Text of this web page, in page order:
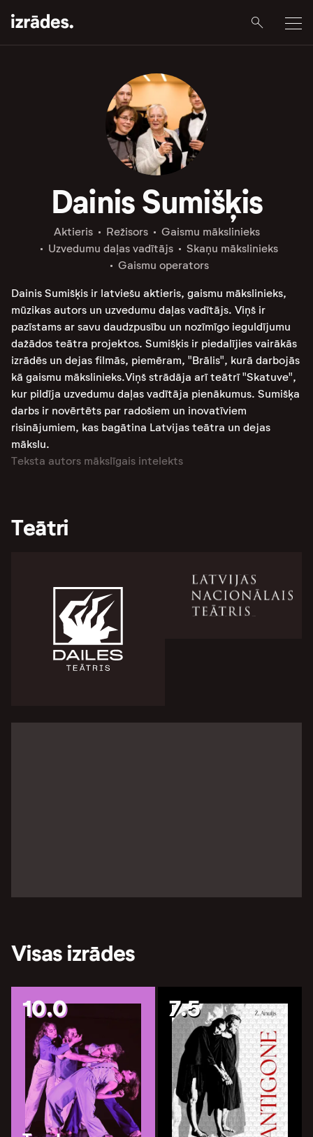
Dainis Sumišķis
Aktieris Režisors
Gaismu mākslinieks
Uzvedumu daļas vadītājs
Skaņu mākslinieks
Gaismu operators
Dainis Sumišķis ir latviešu aktieris, gaismu mākslinieks,
mūzikas autors un uzvedumu daļas vadītājs. Viņš ir
pazīstams ar savu daudzpusību un nozīmīgo ieguldījumu
dažādos teātra projektos. Sumišķis ir piedalījies vairākās
izrādēs un dejas filmās, piemēram, "Brālis", kurā darbojās
kā gaismu mākslinieks​.Viņš strādāja arī teātrī "Skatuve",
kur pildīja uzvedumu daļas vadītāja pienākumus​​. Sumišķa
darbs ir novērtēts par radošiem un inovatīviem
risinājumiem, kas bagātina Latvijas teātra un dejas
mākslu.
Teksta autors mākslīgais intelekts
Teātri
Visas izrādes
10.0 7.5